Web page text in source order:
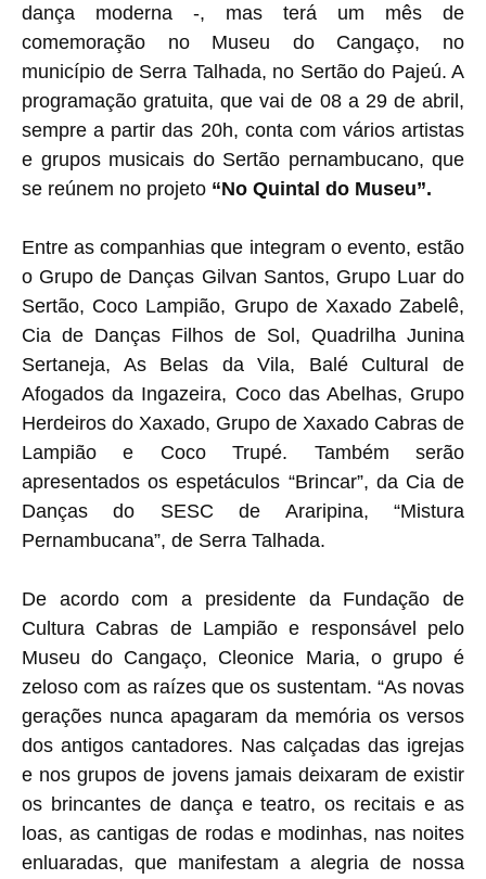
dança moderna -, mas terá um mês de
comemoração no Museu do Cangaço, no
município de Serra Talhada, no Sertão do Pajeú. A
programação gratuita, que vai de 08 a 29 de abril,
sempre a partir das 20h, conta com vários artistas
e grupos musicais do Sertão pernambucano, que
se reúnem no projeto “No Quintal do Museu”.
Entre as companhias que integram o evento, estão
o Grupo de Danças Gilvan Santos, Grupo Luar do
Sertão, Coco Lampião, Grupo de Xaxado Zabelê,
Cia de Danças Filhos de Sol, Quadrilha Junina
Sertaneja, As Belas da Vila, Balé Cultural de
Afogados da Ingazeira, Coco das Abelhas, Grupo
Herdeiros do Xaxado, Grupo de Xaxado Cabras de
Lampião e Coco Trupé. Também serão
apresentados os espetáculos “Brincar”, da Cia de
Danças do SESC de Araripina, “Mistura
Pernambucana”, de Serra Talhada.
De acordo com a presidente da Fundação de
Cultura Cabras de Lampião e responsável pelo
Museu do Cangaço, Cleonice Maria, o grupo é
zeloso com as raízes que os sustentam. “As novas
gerações nunca apagaram da memória os versos
dos antigos cantadores. Nas calçadas das igrejas
e nos grupos de jovens jamais deixaram de existir
os brincantes de dança e teatro, os recitais e as
loas, as cantigas de rodas e modinhas, nas noites
enluaradas, que manifestam a alegria de nossa